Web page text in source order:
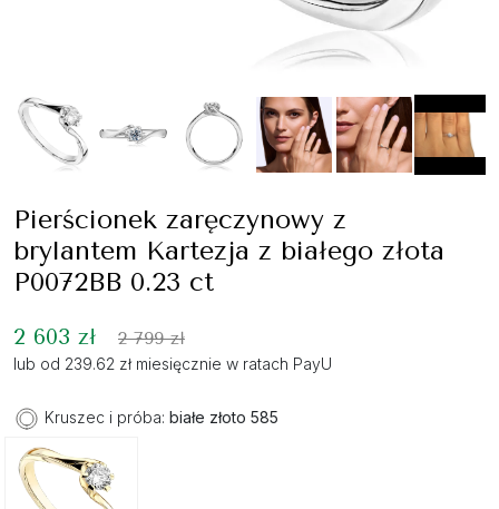
Pierścionek zaręczynowy z
brylantem Kartezja z białego złota
P0072BB 0.23 ct
2 603 zł 2 799 zł
lub od 239.62 zł miesięcznie w ratach PayU
Kruszec i próba: białe złoto 585